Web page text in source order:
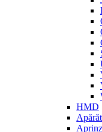
HMD